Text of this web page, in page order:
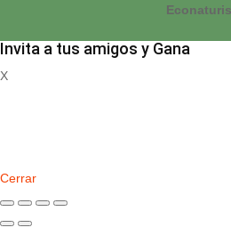
Econaturis
Invita a tus amigos y Gana
X
Cerrar